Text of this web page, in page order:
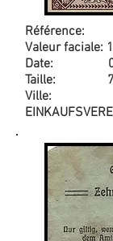
Référence:
Valeur faciale:
Date:
Taille: 78